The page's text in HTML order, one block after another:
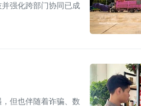
强化跨部门协同已成
但也伴随着诈骗、数